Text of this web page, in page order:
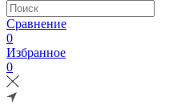
Сравнение
0
Избранное
0